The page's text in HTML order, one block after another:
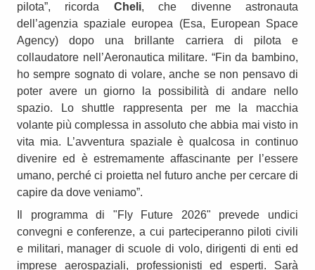
pilota”, ricorda Cheli, che divenne astronauta
dell’agenzia spaziale europea (Esa, European Space
Agency) dopo una brillante carriera di pilota e
collaudatore nell’Aeronautica militare. “Fin da bambino,
ho sempre sognato di volare, anche se non pensavo di
poter avere un giorno la possibilità di andare nello
spazio. Lo shuttle rappresenta per me la macchia
volante più complessa in assoluto che abbia mai visto in
vita mia. L’avventura spaziale è qualcosa in continuo
divenire ed è estremamente affascinante per l’essere
umano, perché ci proietta nel futuro anche per cercare di
capire da dove veniamo”.
Il programma di "Fly Future 2026" prevede undici
convegni e conferenze, a cui parteciperanno piloti civili
e militari, manager di scuole di volo, dirigenti di enti ed
imprese aerospaziali, professionisti ed esperti. Sarà